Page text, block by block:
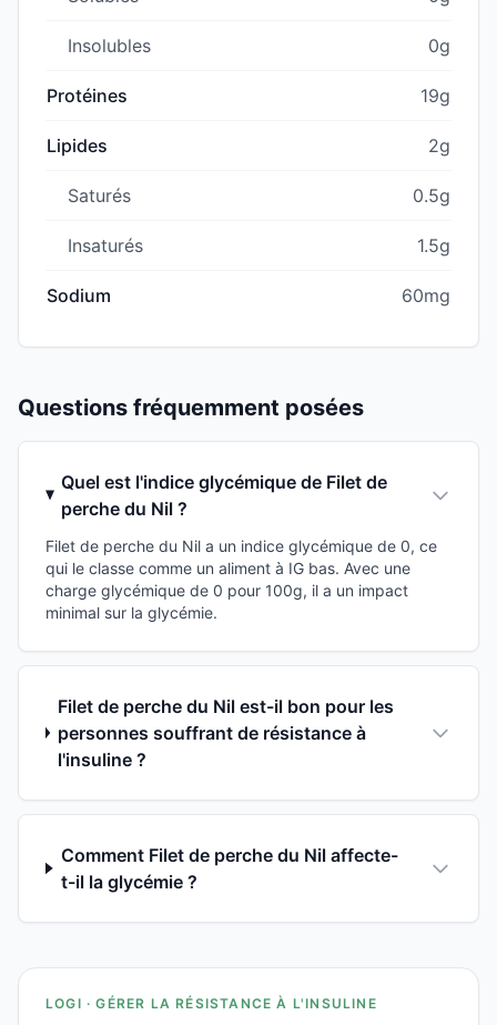
Insolubles 0g
Protéines 19g
Lipides 2g
Saturés 0.5g
Insaturés 1.5g
Sodium 60mg
Questions fréquemment posées
Quel est l'indice glycémique de Filet de
perche du Nil ?
Filet de perche du Nil a un indice glycémique de 0, ce
qui le classe comme un aliment à IG bas. Avec une
charge glycémique de 0 pour 100g, il a un impact
minimal sur la glycémie.
Filet de perche du Nil est-il bon pour les
personnes souffrant de résistance à
l'insuline ?
Comment Filet de perche du Nil affecte-
t-il la glycémie ?
LOGI · GÉRER LA RÉSISTANCE À L'INSULINE